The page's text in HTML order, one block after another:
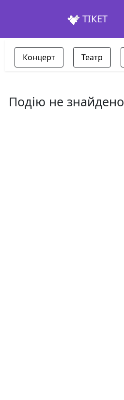
ТІКЕТ
Концерт Театр
Подію не знайдено